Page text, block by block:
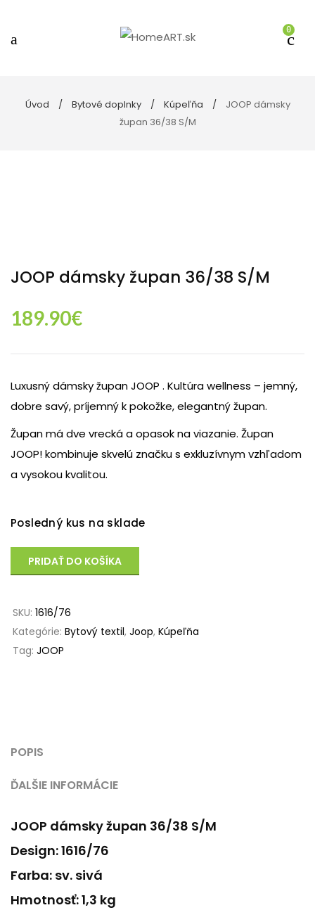
0
Úvod Bytové doplnky Kúpeľňa
JOOP dámsky
župan 36/38 S/M
JOOP dámsky župan 36/38 S/M
189.90€
Luxusný dámsky župan JOOP . Kultúra wellness – jemný,
dobre savý, príjemný k pokožke, elegantný župan.
Župan má dve vrecká a opasok na viazanie. Župan
JOOP! kombinuje skvelú značku s exkluzívnym vzhľadom
a vysokou kvalitou.
Posledný kus na sklade
PRIDAŤ DO KOŠÍKA
SKU: 1616/76
Kategórie: Bytový textil, Joop, Kúpeľňa
Tag: JOOP
POPIS
ĎALŠIE INFORMÁCIE
JOOP dámsky župan 36/38 S/M
Design: 1616/76
Farba: sv. sivá
Hmotnosť: 1,3 kg